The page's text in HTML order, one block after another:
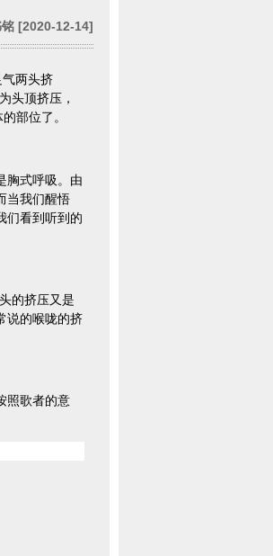
[2020-12-14]
两头挤
头顶挤压，
部位了。
胸式呼吸。由
当我们醒悟
们看到听到的
的挤压又是
说的喉咙的挤
照歌者的意